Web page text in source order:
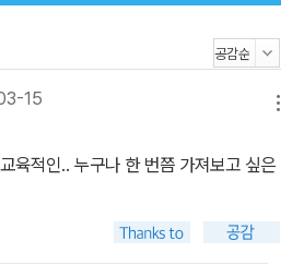
15
육적인.. 누구나 한 번쯤 가져보고 싶은